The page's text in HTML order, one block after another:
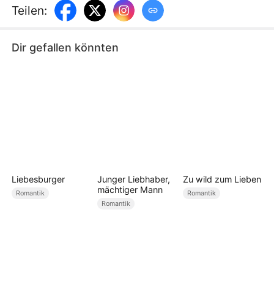
erobern?
Teilen:
Dir gefallen könnten
Liebesburger
Romantik
Junger Liebhaber,
mächtiger Mann
Romantik
Zu wild zum Lieben
Romantik